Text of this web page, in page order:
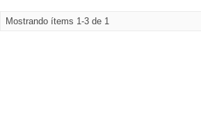
Mostrando ítems 1-3 de 1